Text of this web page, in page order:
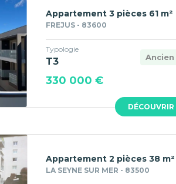
DÉCOUVRIR
Appartement 3 pièces 61 m²
FREJUS - 83600
Ancien
Typologie
T3
330 000 €
Appartement 2 pièces 38 m²
LA SEYNE SUR MER - 83500